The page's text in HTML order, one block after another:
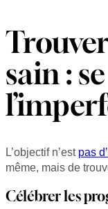
sain :
L’objectif n’est pas
même, mais de
Célébrer les